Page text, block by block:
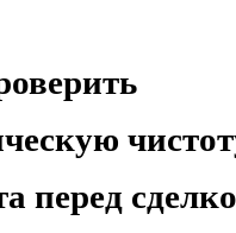
перед